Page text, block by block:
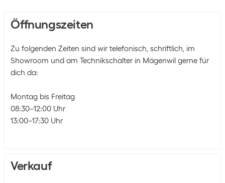
Öffnungszeiten
Zu folgenden Zeiten sind wir telefonisch, schriftlich, im
Showroom und am Technikschalter in Mägenwil gerne für
dich da:
Montag bis Freitag
08:30–12:00 Uhr
13:00–17:30 Uhr
Verkauf